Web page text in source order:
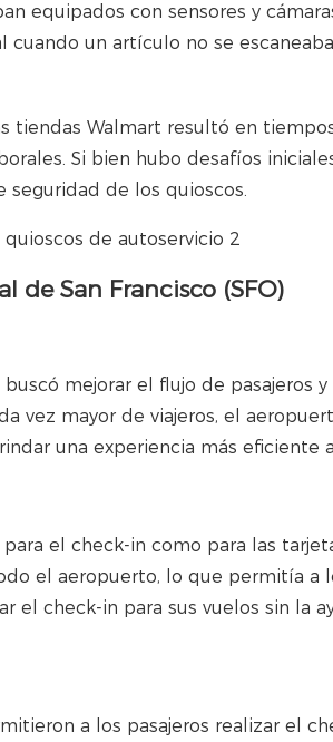
equipados con sensores y
un artículo no se
tiendas Walmart resultó en
Si bien hubo desafíos
seguridad de los quioscos.
de San Francisco (SFO)
mejorar el flujo de pasajeros
vez mayor de viajeros, el
una experiencia más eficiente
el check-in como para las
el aeropuerto, lo que permitía a
el check-in para sus vuelos sin la
a los pasajeros realizar el